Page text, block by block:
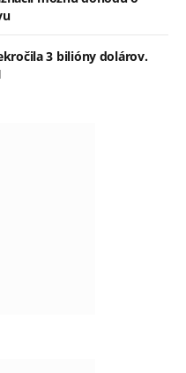
3 bilióny dolárov.